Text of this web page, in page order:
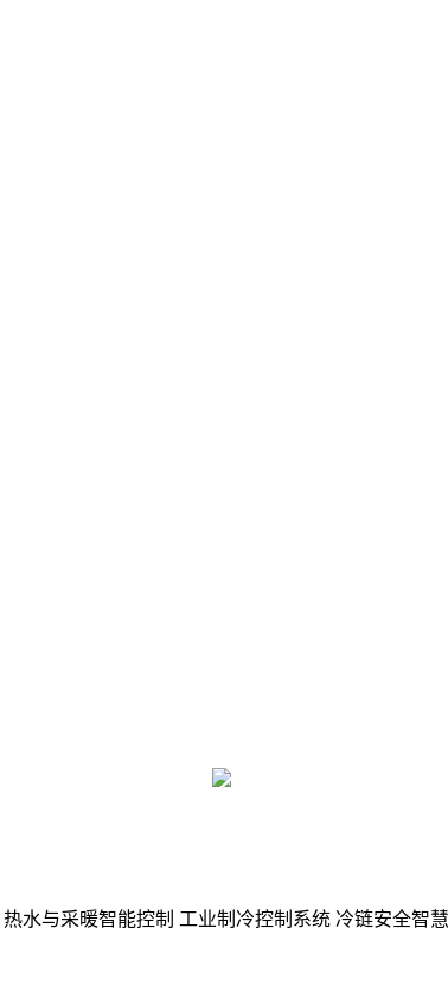
热水与采暖智能控制 工业制冷控制系统 冷链安全智